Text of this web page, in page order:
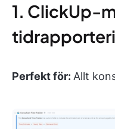
1. ClickUp-
Perfekt för: Allt